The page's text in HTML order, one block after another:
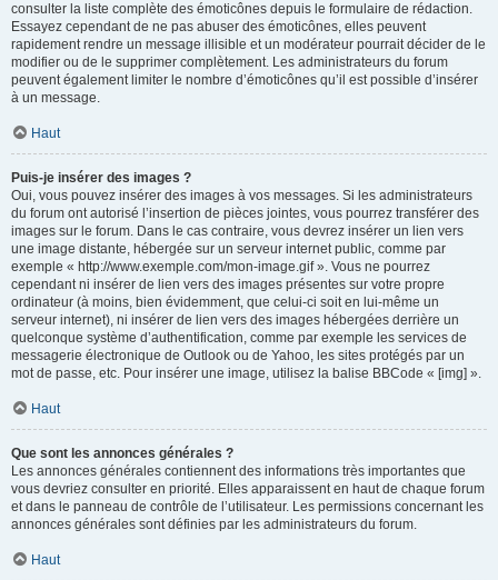
consulter la liste complète des émoticônes depuis le formulaire de rédaction.
Essayez cependant de ne pas abuser des émoticônes, elles peuvent
rapidement rendre un message illisible et un modérateur pourrait décider de le
modifier ou de le supprimer complètement. Les administrateurs du forum
peuvent également limiter le nombre d’émoticônes qu’il est possible d’insérer
à un message.
Haut
Puis-je insérer des images ?
Oui, vous pouvez insérer des images à vos messages. Si les administrateurs
du forum ont autorisé l’insertion de pièces jointes, vous pourrez transférer des
images sur le forum. Dans le cas contraire, vous devrez insérer un lien vers
une image distante, hébergée sur un serveur internet public, comme par
exemple « http://www.exemple.com/mon-image.gif ». Vous ne pourrez
cependant ni insérer de lien vers des images présentes sur votre propre
ordinateur (à moins, bien évidemment, que celui-ci soit en lui-même un
serveur internet), ni insérer de lien vers des images hébergées derrière un
quelconque système d’authentification, comme par exemple les services de
messagerie électronique de Outlook ou de Yahoo, les sites protégés par un
mot de passe, etc. Pour insérer une image, utilisez la balise BBCode « [img] ».
Haut
Que sont les annonces générales ?
Les annonces générales contiennent des informations très importantes que
vous devriez consulter en priorité. Elles apparaissent en haut de chaque forum
et dans le panneau de contrôle de l’utilisateur. Les permissions concernant les
annonces générales sont définies par les administrateurs du forum.
Haut